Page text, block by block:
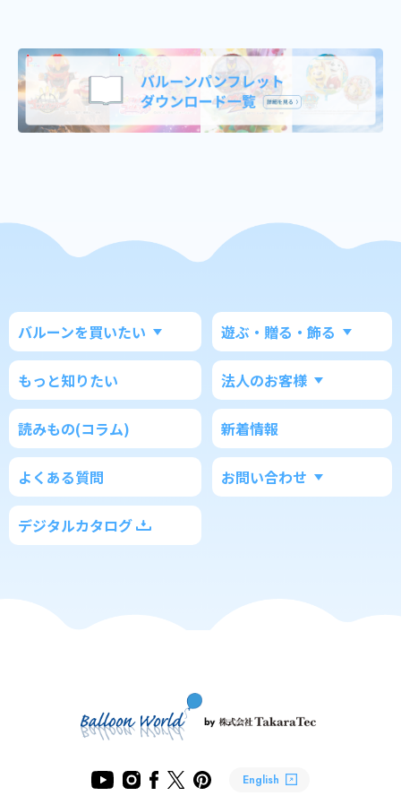
バルーンを買いたい 遊ぶ・贈る・飾る
もっと知りたい 法人のお客様
読みもの(コラム) 新着情報
よくある質問 お問い合わせ
デジタルカタログ
English